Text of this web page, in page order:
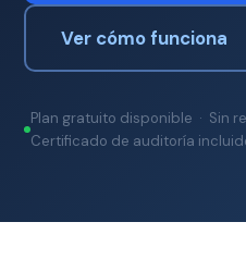
Ver cómo funciona
Plan gratuito disponible · Sin
Certificado de auditoría